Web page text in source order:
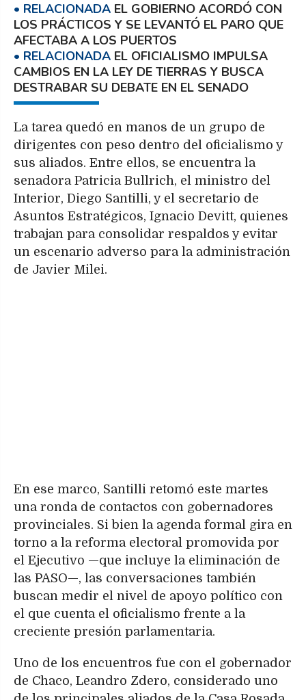
EL GOBIERNO ACORDÓ CON
LOS PRÁCTICOS Y SE LEVANTÓ EL PARO QUE
AFECTABA A LOS PUERTOS
EL OFICIALISMO IMPULSA
CAMBIOS EN LA LEY DE TIERRAS Y BUSCA
DESTRABAR SU DEBATE EN EL SENADO
La tarea quedó en manos de un grupo de
dirigentes con peso dentro del oficialismo y
sus aliados. Entre ellos, se encuentra la
senadora Patricia Bullrich, el ministro del
Interior, Diego Santilli, y el secretario de
Asuntos Estratégicos, Ignacio Devitt, quienes
trabajan para consolidar respaldos y evitar
un escenario adverso para la administración
de Javier Milei.
En ese marco, Santilli retomó este martes
una ronda de contactos con gobernadores
provinciales. Si bien la agenda formal gira en
torno a la reforma electoral promovida por
el Ejecutivo —que incluye la eliminación de
las PASO—, las conversaciones también
buscan medir el nivel de apoyo político con
el que cuenta el oficialismo frente a la
creciente presión parlamentaria.
Uno de los encuentros fue con el gobernador
de Chaco, Leandro Zdero, considerado uno